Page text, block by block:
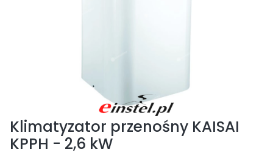
Klimatyzator przenośny KAISAI
KPPH - 2,6 kW